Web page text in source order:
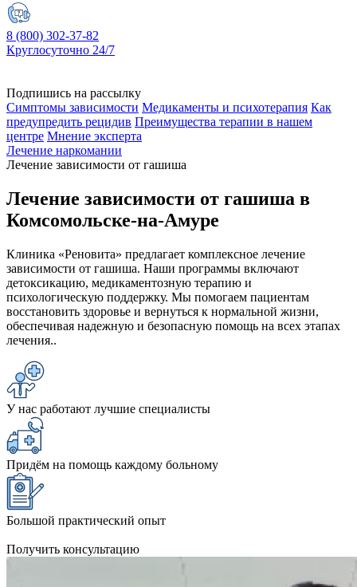
8 (800) 302-37-82
Круглосуточно 24/7
Подпишись на рассылку
Симптомы зависимости Медикаменты и психотерапия Как
предупредить рецидив Преимущества терапии в нашем
центре Мнение эксперта
Лечение наркомании
Лечение зависимости от гашиша
Лечение зависимости от гашиша в
Комсомольске-на-Амуре
Клиника «Реновита» предлагает комплексное лечение
зависимости от гашиша. Наши программы включают
детоксикацию, медикаментозную терапию и
психологическую поддержку. Мы помогаем пациентам
восстановить здоровье и вернуться к нормальной жизни,
обеспечивая надежную и безопасную помощь на всех этапах
лечения..
У нас работают лучшие специалисты
Придём на помощь каждому больному
Большой практический опыт
Получить консультацию